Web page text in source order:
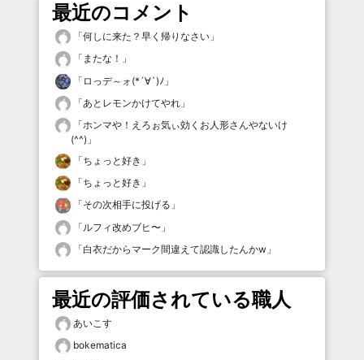
最近のコメント
「何しに来た？早く帰りなさい 」
「 またな！ 」
「 ロっデ～ォ(*´∀`)ﾉ 」
「あとレモンかけてやれ 」
「ホンマや！えろぉ気ぃ効くお人形さんやないけ
(^^) 」
「ちょっと好き 」
「ちょっと好き 」
「その次相手に投げる 」
「 ルフィ改めブヒ〜 」
「白衣だからマーク間違えて認識したんかw 」
最近の評価されている職人
あいこす
bokematica